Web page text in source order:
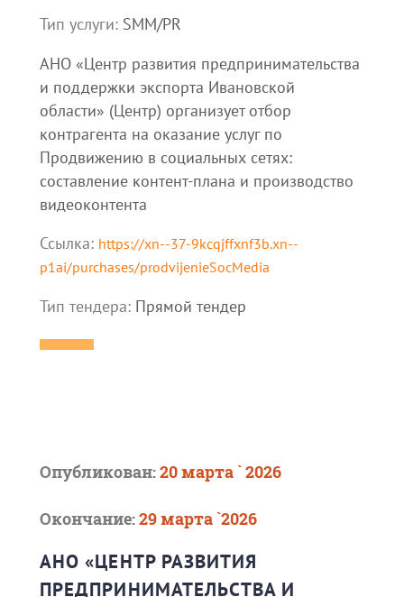
Тип услуги: SMM/PR
АНО «Центр развития предпринимательства
и поддержки экспорта Ивановской
области» (Центр) организует отбор
контрагента на оказание услуг по
Продвижению в социальных сетях:
составление контент-плана и производство
видеоконтента
Ссылка: https://xn--37-9kcqjffxnf3b.xn--
p1ai/purchases/prodvijenieSocMedia
Тип тендера: Прямой тендер
Опубликован:20 марта ` 2026
Окончание:29 марта `2026
АНО «ЦЕНТР РАЗВИТИЯ
ПРЕДПРИНИМАТЕЛЬСТВА И